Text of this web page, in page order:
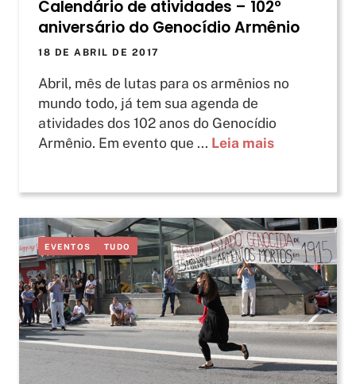
Calendário de atividades – 102º
aniversário do Genocídio Armênio
18 DE ABRIL DE 2017
Abril, mês de lutas para os armênios no
mundo todo, já tem sua agenda de
atividades dos 102 anos do Genocídio
Armênio. Em evento que ... Leia mais
EVENTOS TUDO